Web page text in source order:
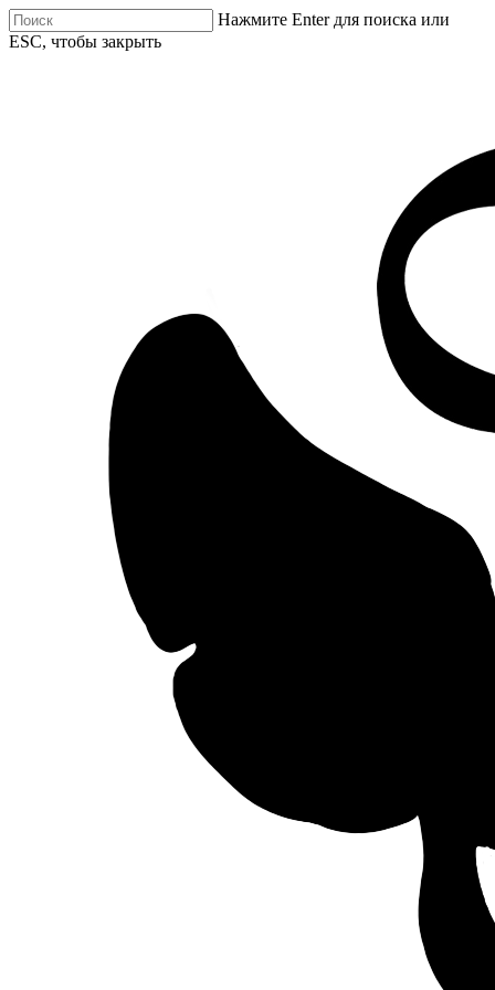
Нажмите Enter для поиска или
ESC, чтобы закрыть